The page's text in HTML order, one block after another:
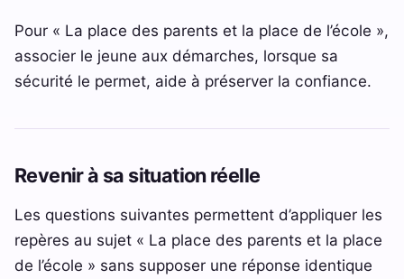
Pour « La place des parents et la place de l’école »,
associer le jeune aux démarches, lorsque sa
sécurité le permet, aide à préserver la confiance.
Revenir à sa situation réelle
Les questions suivantes permettent d’appliquer les
repères au sujet « La place des parents et la place
de l’école » sans supposer une réponse identique